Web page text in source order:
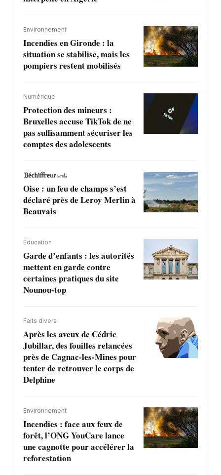
Environnement
Incendies en Gironde : la
situation se stabilise, mais les
pompiers restent mobilisés
Numérique
Protection des mineurs :
Bruxelles accuse TikTok de ne
pas suffisamment sécuriser les
comptes des adolescents
Oise : un feu de champs s’est
déclaré près de Leroy Merlin à
Beauvais
Éducation
Garde d’enfants : les autorités
mettent en garde contre
certaines pratiques du site
Nounou-top
Faits divers
Après les aveux de Cédric
Jubillar, des fouilles relancées
près de Cagnac-les-Mines pour
tenter de retrouver le corps de
Delphine
Environnement
Incendies : face aux feux de
forêt, l’ONG YouCare lance
une cagnotte pour accélérer la
reforestation